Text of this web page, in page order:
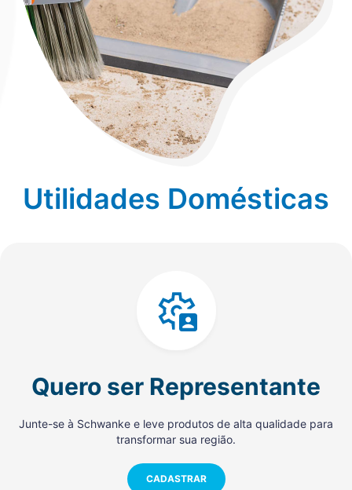
Utilidades Domésticas
Quero ser Representante
Junte-se à Schwanke e leve produtos de alta qualidade para
transformar sua região.
CADASTRAR